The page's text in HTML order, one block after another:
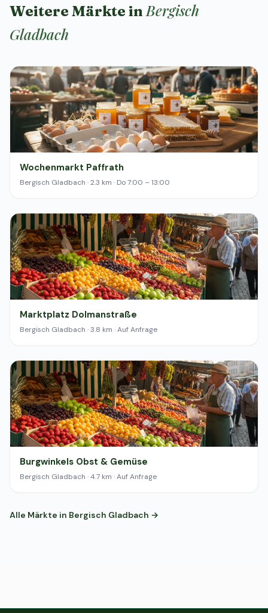
Weitere Märkte inBergisch
Gladbach
Wochenmarkt Paffrath
Bergisch Gladbach · 2.3 km · Do 7:00 – 13:00
Marktplatz Dolmanstraße
Bergisch Gladbach · 3.8 km · Auf Anfrage
Burgwinkels Obst & Gemüse
Bergisch Gladbach · 4.7 km · Auf Anfrage
Alle Märkte in Bergisch Gladbach →